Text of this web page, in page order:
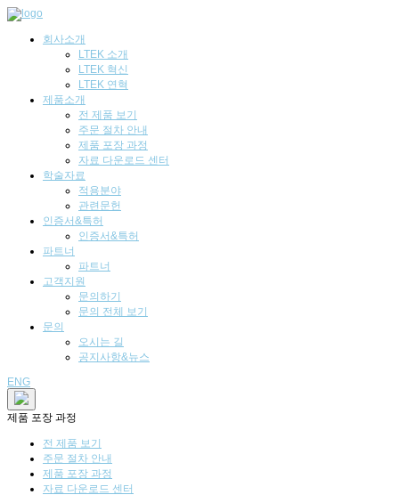
회사소개
LTEK 소개
LTEK 혁신
LTEK 연혁
제품소개
전 제품 보기
주문 절차 안내
제품 포장 과정
자료 다운로드 센터
학술자료
적용분야
관련문헌
인증서&특허
인증서&특허
파트너
파트너
고객지원
문의하기
문의 전체 보기
문의
오시는 길
공지사항&뉴스
ENG
제품 포장 과정
전 제품 보기
주문 절차 안내
제품 포장 과정
자료 다운로드 센터